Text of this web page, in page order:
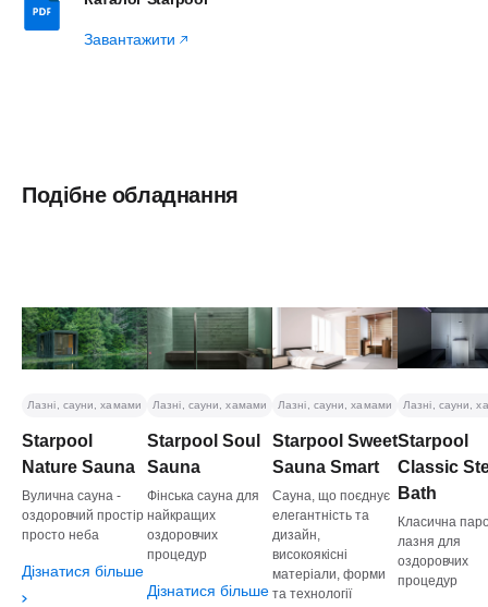
Завантажити
Подібне обладнання
Starpool
Nature Sauna
Вулична сауна -
оздоровчий простір
просто неба
Дізнатися більше
Лазні, сауни, хамами
Starpool Soul
Sauna
Фінська сауна для
найкращих
оздоровчих
процедур
Дізнатися більше
Лазні, сауни, хамами
Starpool Sweet
Sauna Smart
Сауна, що поєднує
елегантність та
дизайн,
високоякісні
матеріали, форми
та технології
Лазні, сауни, хамами
Starpool
Classic
Bath
Класична
лазня для
оздоровчих
процедур
Лазні, сауни,